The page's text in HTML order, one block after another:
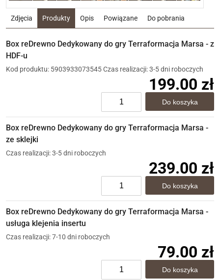
Zdjęcia Produkty Opis Powiązane Do pobrania
Box reDrewno Dedykowany do gry Terraformacja Marsa - z
HDF-u
Kod produktu: 5903933073545Czas realizacji: 3-5 dni roboczych
199.00 zł
Box reDrewno Dedykowany do gry Terraformacja Marsa -
ze sklejki
Czas realizacji: 3-5 dni roboczych
239.00 zł
Box reDrewno Dedykowany do gry Terraformacja Marsa -
usługa klejenia insertu
Czas realizacji: 7-10 dni roboczych
79.00 zł